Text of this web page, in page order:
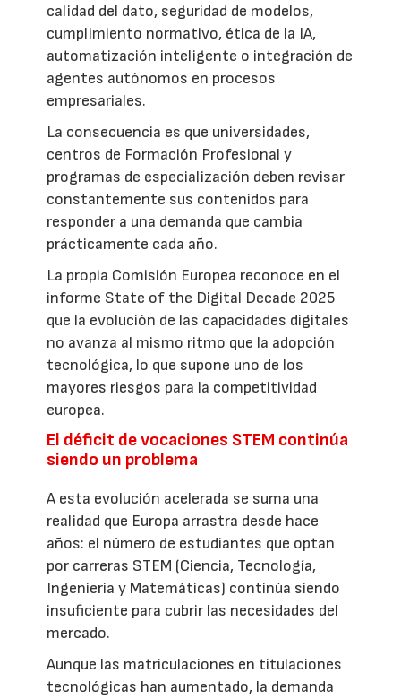
calidad del dato, seguridad de modelos,
cumplimiento normativo, ética de la IA,
automatización inteligente o integración de
agentes autónomos en procesos
empresariales.
La consecuencia es que universidades,
centros de Formación Profesional y
programas de especialización deben revisar
constantemente sus contenidos para
responder a una demanda que cambia
prácticamente cada año.
La propia Comisión Europea reconoce en el
informe State of the Digital Decade 2025
que la evolución de las capacidades digitales
no avanza al mismo ritmo que la adopción
tecnológica, lo que supone uno de los
mayores riesgos para la competitividad
europea.
El déficit de vocaciones STEM continúa
siendo un problema
A esta evolución acelerada se suma una
realidad que Europa arrastra desde hace
años: el número de estudiantes que optan
por carreras STEM (Ciencia, Tecnología,
Ingeniería y Matemáticas) continúa siendo
insuficiente para cubrir las necesidades del
mercado.
Aunque las matriculaciones en titulaciones
tecnológicas han aumentado, la demanda